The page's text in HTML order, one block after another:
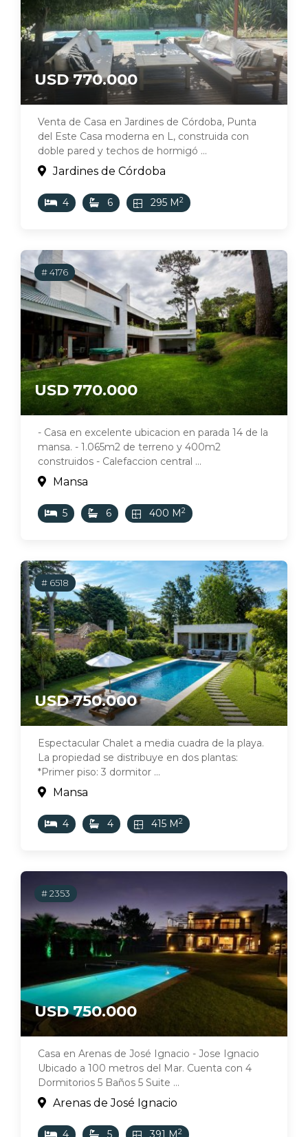
USD 770.000
Venta de Casa en Jardines de Córdoba, Punta
del Este Casa moderna en L, construida con
doble pared y techos de hormigó ...
Jardines de Córdoba
4 6 295 M2
# 4176
USD 770.000
- Casa en excelente ubicacion en parada 14 de la
mansa. - 1.065m2 de terreno y 400m2
construidos - Calefaccion central ...
Mansa
5 6 400 M2
# 6518
USD 750.000
Espectacular Chalet a media cuadra de la playa.
La propiedad se distribuye en dos plantas:
*Primer piso: 3 dormitor ...
Mansa
4 4 415 M2
# 2353
USD 750.000
Casa en Arenas de José Ignacio - Jose Ignacio
Ubicado a 100 metros del Mar. Cuenta con 4
Dormitorios 5 Baños 5 Suite ...
Arenas de José Ignacio
4 5 391 M2